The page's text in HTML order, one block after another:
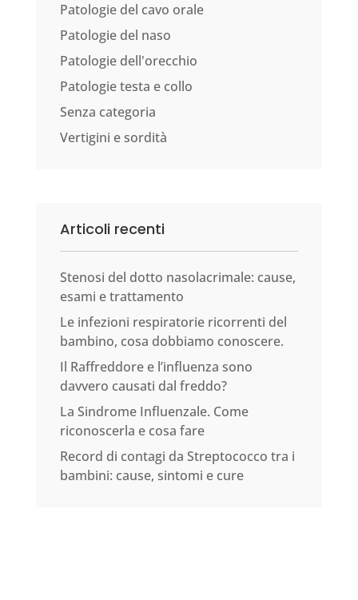
Patologie del cavo orale
Patologie del naso
Patologie dell'orecchio
Patologie testa e collo
Senza categoria
Vertigini e sordità
Articoli recenti
Stenosi del dotto nasolacrimale: cause,
esami e trattamento
Le infezioni respiratorie ricorrenti del
bambino, cosa dobbiamo conoscere.
Il Raffreddore e l’influenza sono
davvero causati dal freddo?
La Sindrome Influenzale. Come
riconoscerla e cosa fare
Record di contagi da Streptococco tra i
bambini: cause, sintomi e cure